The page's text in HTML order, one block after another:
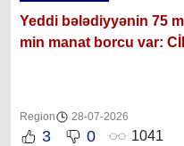
Yeddi bələdiyyənin 75
min manat borcu var:
Region 28-07-2026
3 0 1041